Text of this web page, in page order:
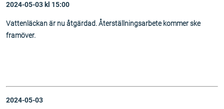
2024-05-03 kl 15:00
Vattenläckan är nu åtgärdad. Återställningsarbete kommer ske
framöver.
2024-05-03